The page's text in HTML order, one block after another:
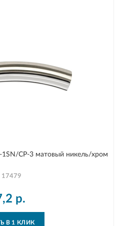
1SN/CP-3 матовый никель/хром
17479
р.
В 1 КЛИК